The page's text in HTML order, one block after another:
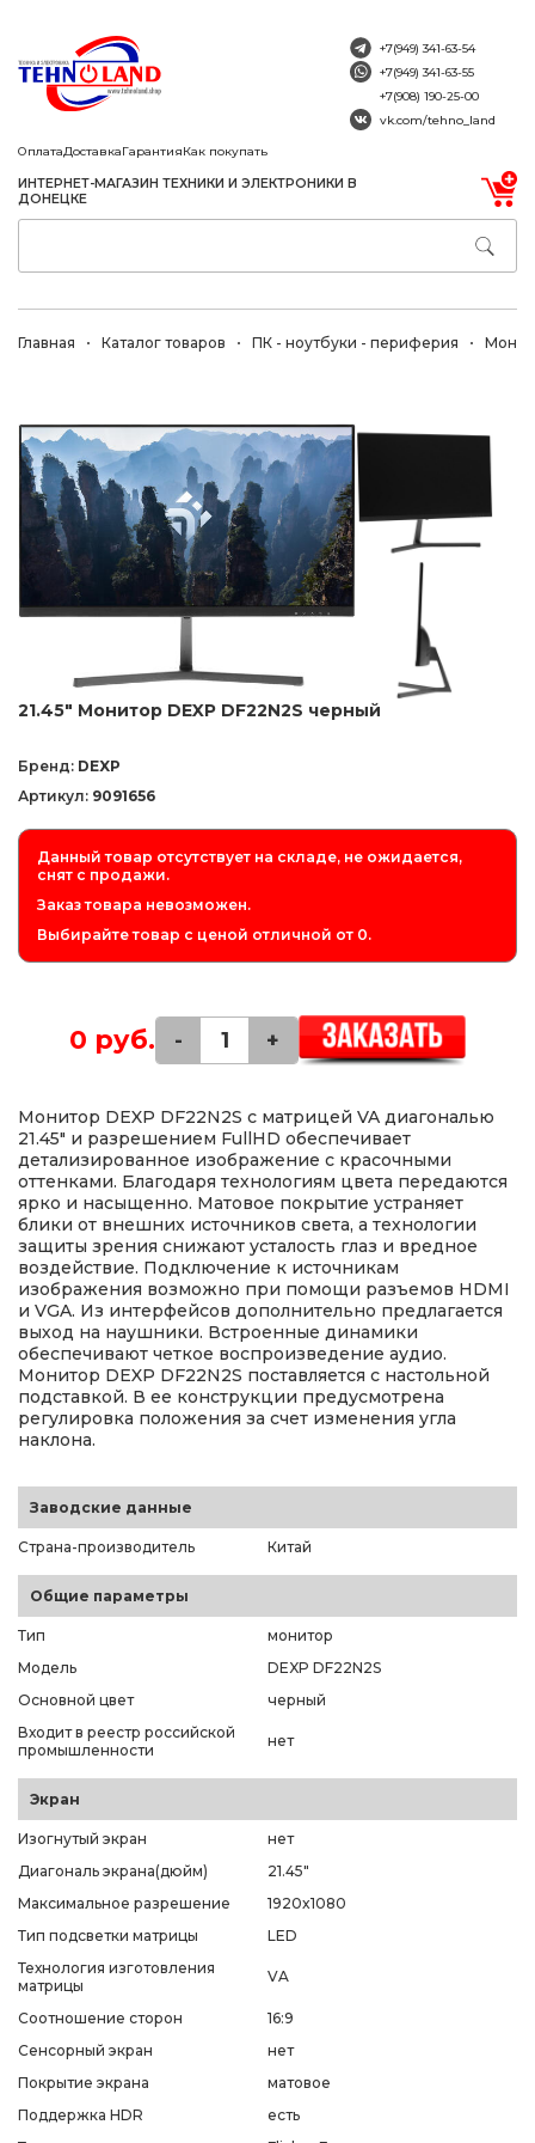
ОплатаДоставкаГарантияКак покупать
ИНТЕРНЕТ-МАГАЗИН ТЕХНИКИ И ЭЛЕКТРОНИКИ В
ДОНЕЦКЕ
+7(949) 341-63-54
+7(949) 341-63-55
+7(908) 190-25-00
vk.com/tehno_land
Главная Каталог товаров ПК - ноутбуки - периферия
21.45" Монитор DEXP DF22N2S черный
Бренд: DEXP
Артикул: 9091656
Данный товар отсутствует на складе, не ожидается,
снят с продажи.
Заказ товара невозможен.
Выбирайте товар с ценой отличной от 0.
0 руб. - +
Монитор DEXP DF22N2S с матрицей VA диагональю
21.45" и разрешением FullHD обеспечивает
детализированное изображение с красочными
оттенками. Благодаря технологиям цвета передаются
ярко и насыщенно. Матовое покрытие устраняет
блики от внешних источников света, а технологии
защиты зрения снижают усталость глаз и вредное
воздействие. Подключение к источникам
изображения возможно при помощи разъемов HDMI
и VGA. Из интерфейсов дополнительно предлагается
выход на наушники. Встроенные динамики
обеспечивают четкое воспроизведение аудио.
Монитор DEXP DF22N2S поставляется с настольной
подставкой. В ее конструкции предусмотрена
регулировка положения за счет изменения угла
наклона.
Заводские данные
Страна-производитель Китай
Общие параметры
Тип
монитор
Модель
DEXP DF22N2S
Основной цвет
черный
Входит в реестр российской
промышленности
нет
Экран
Изогнутый экран
нет
Диагональ экрана(дюйм)
21.45"
Максимальное разрешение
1920x1080
Тип подсветки матрицы
LED
Технология изготовления
матрицы
VA
Соотношение сторон
16:9
Сенсорный экран
нет
Покрытие экрана
матовое
Поддержка HDR
есть